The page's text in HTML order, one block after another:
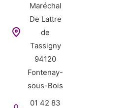
Maréchal
De Lattre
de
Tassigny
94120
Fontenay-
sous-Bois
01 42 83